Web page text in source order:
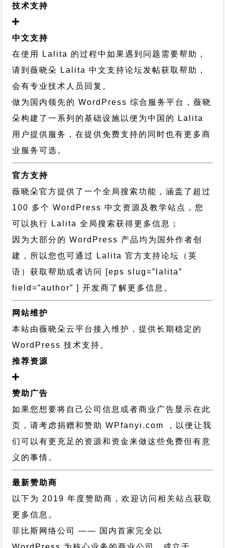
技术支持
中文支持
在使用 Lalita 的过程中如果遇到问题需要帮助，
请到薇晓朵
Lalita 中文支持论坛发帖获取帮助，
会有专业技术人员回复。
做为国内领先的 WordPress 综合服务平台，薇晓
朵构建了一系列的基础设施以便为中国的 Lalita
用户提供服务，在提供免费支持的同时也有更多商
业服务可选。
官方支持
薇晓朵官方提供了一个全局搜索功能，涵盖了超过
100 多个 WordPress 中文资源及教学站点，您
可以执行
Lalita 全局搜索获得更多信息；
因为大部分的 WordPress 产品均为国外作者创
建，所以您也可通过
Lalita 官方支持论坛
（英
语）获取帮助或者访问 [eps slug=”lalita”
field=”author” ] 开发商了解更多信息。
网站维护
本站由薇晓朵云平台接入维护，提供长期稳定的
WordPress 技术支持 。
推荐资源
赞助广告
如果您想要将自己公司信息或者商业广告显示在此
页，请考虑捐赠和赞助 WPfanyi.com ，以便让我
们可以有更充足的资源和资金来做这些免费但有意
义的事情。
最新赞助商
以下为 2019 年度赞助商，欢迎访问相关站点获取
更多信息。
菲比斯网络公司
—— 国内首家完全以